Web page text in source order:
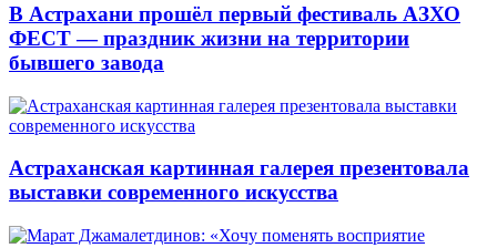
В Астрахани прошёл первый фестиваль АЗХО
ФЕСТ — праздник жизни на территории
бывшего завода
Астраханская картинная галерея презентовала
выставки современного искусства